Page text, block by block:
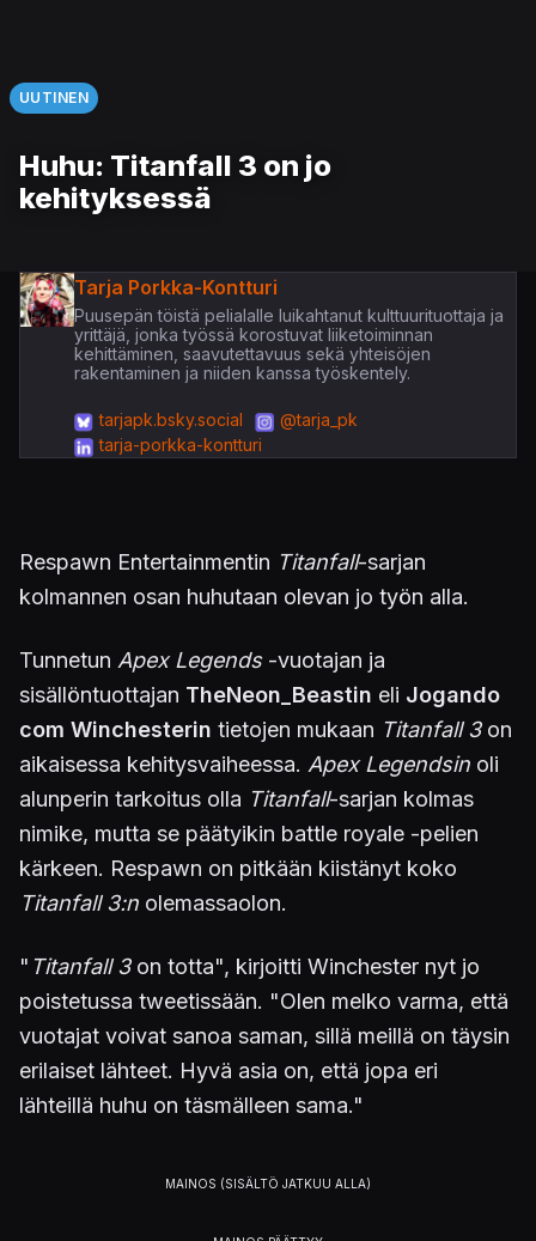
UUTINEN
Huhu: Titanfall 3 on jo
kehityksessä
Tarja Porkka-Kontturi
Puusepän töistä pelialalle luikahtanut kulttuurituottaja ja
yrittäjä, jonka työssä korostuvat liiketoiminnan
kehittäminen, saavutettavuus sekä yhteisöjen
rakentaminen ja niiden kanssa työskentely.
tarjapk.bsky.social
@tarja_pk
tarja-porkka-kontturi
Respawn Entertainmentin Titanfall-sarjan
kolmannen osan huhutaan olevan jo työn alla.
Tunnetun Apex Legends-vuotajan ja
sisällöntuottajan TheNeon_Beastin eli Jogando
com Winchesterin tietojen mukaan Titanfall 3on
aikaisessa kehitysvaiheessa. Apex Legendsin oli
alunperin tarkoitus olla Titanfall-sarjan kolmas
nimike, mutta se päätyikin battle royale -pelien
kärkeen. Respawn on pitkään kiistänyt koko
Titanfall 3:n olemassaolon.
" Titanfall 3on totta", kirjoitti Winchester nyt jo
poistetussa tweetissään. "Olen melko varma, että
vuotajat voivat sanoa saman, sillä meillä on täysin
erilaiset lähteet. Hyvä asia on, että jopa eri
lähteillä huhu on täsmälleen sama."